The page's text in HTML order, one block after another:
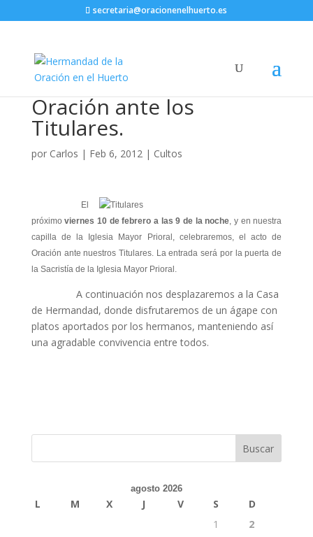
secretaria@oracionenelhuerto.es
Oración ante los
Titulares.
por Carlos | Feb 6, 2012| Cultos
El
próximoviernes 10 de febrero a las 9 de la noche, y en nuestra
capilla de la Iglesia Mayor Prioral, celebraremos, el acto de
Oración ante nuestros Titulares. La entrada será por la puerta de
la Sacristía de la Iglesia Mayor Prioral.
A continuación nos desplazaremos a la Casa
de Hermandad, donde disfrutaremos de un ágape con
platos aportados por los hermanos, manteniendo así
una agradable convivencia entre todos.
agosto 2026
L M X J V S
D
1
2